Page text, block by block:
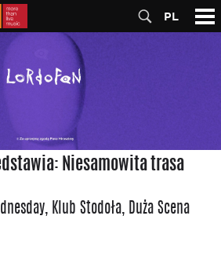
PL
Niesamowita trasa
, Klub Stodoła, Duża Scena